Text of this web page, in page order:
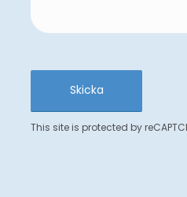
CURRENTLY
PLEASE TRY
CHECK